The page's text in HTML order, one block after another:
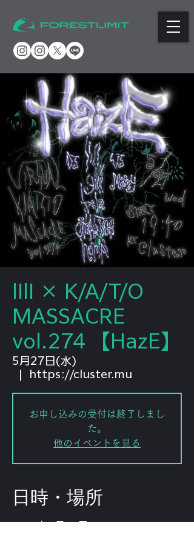
lIlI‪ × K/A/T/O
MASSACRE
vol.274 ‪【HazE】
5月27日(水)
https://cluster.mu
お申し込みの受付は終了しまし
た。
他のイベントを見る
日時・場所